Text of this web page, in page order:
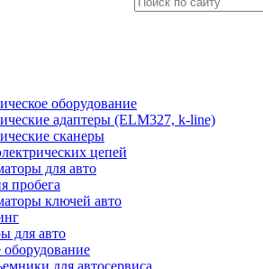
оборудование
адаптеры (ELM327, k-line)
сканеры
цепей
для авто
пробега
ключей авто
для авто
для автосервиса